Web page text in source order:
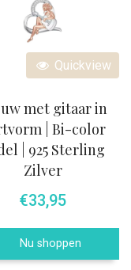
Quickview
met gitaar in
| Bi-color
| 925 Sterling
Zilver
€33,95
Nu shoppen